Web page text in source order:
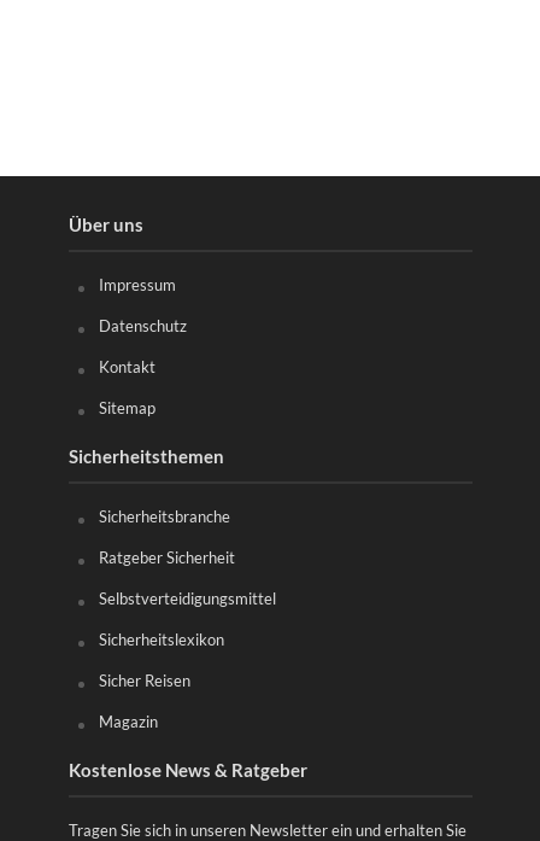
Über uns
Impressum
Datenschutz
Kontakt
Sitemap
Sicherheitsthemen
Sicherheitsbranche
Ratgeber Sicherheit
Selbstverteidigungsmittel
Sicherheitslexikon
Sicher Reisen
Magazin
Kostenlose News & Ratgeber
Tragen Sie sich in unseren Newsletter ein und erhalten Sie